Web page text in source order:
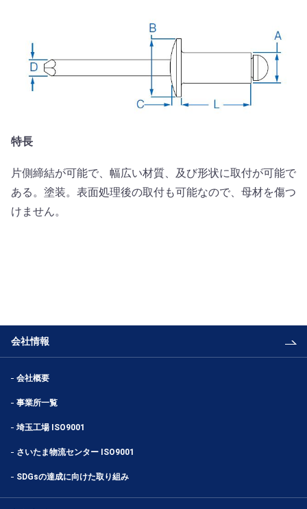
特長
片側締結が可能で、幅広い材質、及び形状に取付が可能で
ある。塗装。表面処理後の取付も可能なので、母材を傷つ
けません。
会社情報
会社概要
事業所一覧
埼玉工場 ISO9001
さいたま物流センター ISO9001
SDGsの達成に向けた取り組み